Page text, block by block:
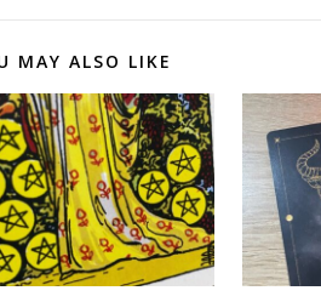
MAY ALSO LIKE